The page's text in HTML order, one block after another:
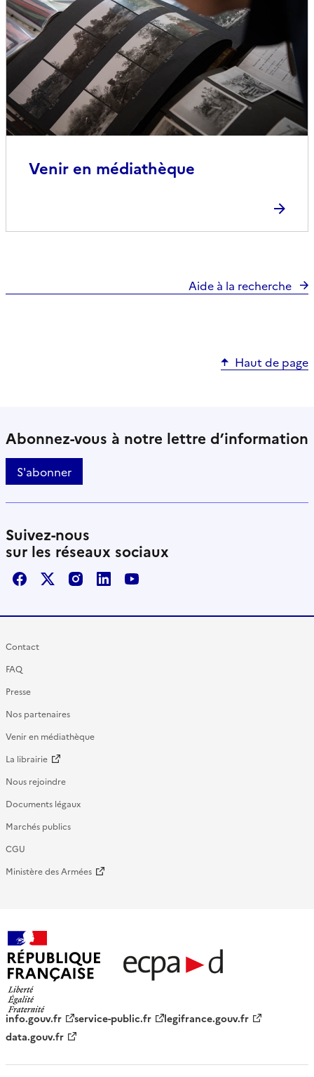
Venir en médiathèque
Aide à la recherche
Haut de page
Abonnez-vous à notre lettre d’information
S'abonner
Suivez-nous
sur les réseaux sociaux
FacebookX / TwitterInstagram
LinkedInYoutube
Contact
FAQ
Presse
Nos partenaires
Venir en médiathèque
La librairie
Nous rejoindre
Documents légaux
Marchés publics
CGU
Ministère des Armées
française - ECPAD
info.gouv.fr service-public.fr
legifrance.gouv.fr
data.gouv.fr